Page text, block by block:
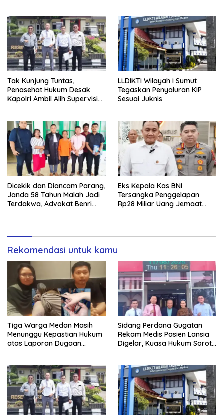
Tak Kunjung Tuntas,
Penasehat Hukum Desak
Kapolri Ambil Alih Supervisi
LLDIKTI Wilayah I Sumut
Tegaskan Penyaluran KIP
Sesuai Juknis
Dicekik dan Diancam Parang,
Janda 58 Tahun Malah Jadi
Terdakwa, Advokat Benri
Eks Kepala Kas BNI
Tersangka Penggelapan
Rp28 Miliar Uang Jemaat
Rekomendasi untuk kamu
Tiga Warga Medan Masih
Menunggu Kepastian Hukum
atas Laporan Dugaan
Sidang Perdana Gugatan
Rekam Medis Pasien Lansia
Digelar, Kuasa Hukum Soroti